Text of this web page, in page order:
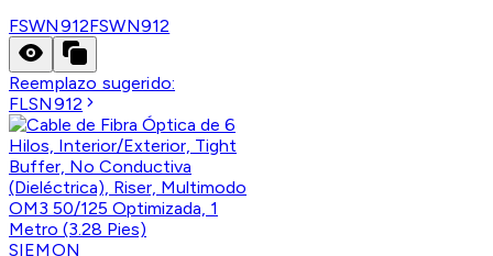
FSWN912FSWN912
Reemplazo sugerido:
FLSN912
SIEMON